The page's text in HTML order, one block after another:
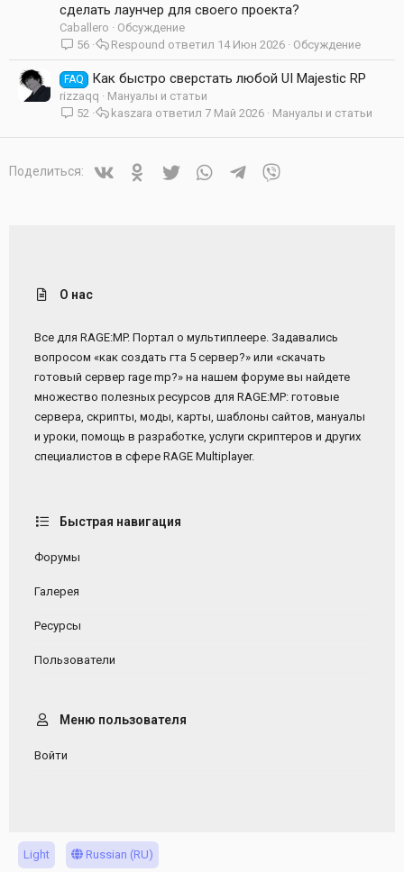
сделать лаунчер для своего проекта?
Caballero
Обсуждение
56
Обсуждение
14 Июн 2026
Respound
FAQ Как быстро сверстать любой UI Majestic RP
rizzaqq
Мануалы и статьи
52
Мануалы и статьи
7 Май 2026
kaszara
Поделиться: VkontakteOdnoklassniki
Twitter WhatsAppTelegram
О нас
Все для RAGE:MP. Портал о мультиплеере. Задавались
вопросом «как создать гта 5 сервер?» или «скачать
готовый сервер rage mp?» на нашем форуме вы найдете
множество полезных ресурсов для RAGE:MP: готовые
сервера, скрипты, моды, карты, шаблоны сайтов, мануалы
и уроки, помощь в разработке, услуги скриптеров и других
специалистов в сфере RAGE Multiplayer.
Быстрая навигация
Форумы
Галерея
Ресурсы
Пользователи
Меню пользователя
Войти
Light Russian (RU)